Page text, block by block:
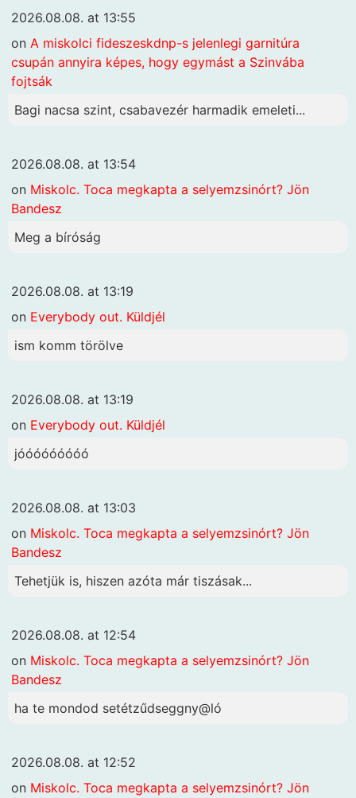
2026.08.08. at 13:55
on A miskolci fideszeskdnp-s jelenlegi garnitúra
csupán annyira képes, hogy egymást a Szinvába
fojtsák
Bagi nacsa szint, csabavezér harmadik emeleti...
2026.08.08. at 13:54
on Miskolc. Toca megkapta a selyemzsinórt? Jön
Bandesz
Meg a bíróság
2026.08.08. at 13:19
on Everybody out. Küldjél
ism komm törölve
2026.08.08. at 13:19
on Everybody out. Küldjél
jóóóóóóóóó
2026.08.08. at 13:03
on Miskolc. Toca megkapta a selyemzsinórt? Jön
Bandesz
Tehetjük is, hiszen azóta már tiszásak...
2026.08.08. at 12:54
on Miskolc. Toca megkapta a selyemzsinórt? Jön
Bandesz
ha te mondod setétzűdseggny@ló
2026.08.08. at 12:52
on Miskolc. Toca megkapta a selyemzsinórt? Jön